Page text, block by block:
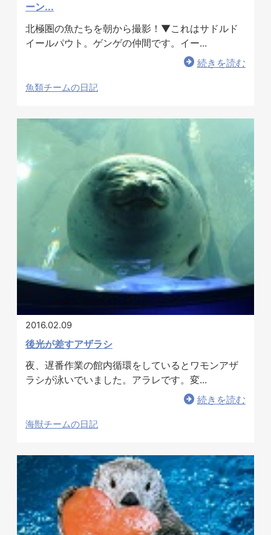
ーン...
北極圏の魚たちを朝から撮影！▼これはサドルド
イールパウト。ゲンゲの仲間です。イー...
続きを読む
魚類チームの日記
2016.02.09
後光が差すアザラシ
夜、遅番作業の館内循環をしているとワモンアザ
ラシが泳いでいました。アラレです。変...
続きを読む
海獣チームの日記